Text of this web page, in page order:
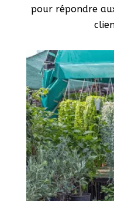
pour répondre